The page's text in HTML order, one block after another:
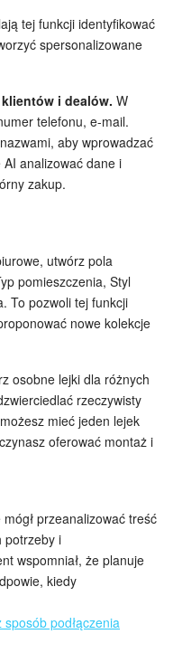
tej funkcji identyfikować
spersonalizowane
i dealów. W
telefonu, e-mail.
aby wprowadzać
analizować dane i
zakup.
utwórz pola
pomieszczenia, Styl
To pozwoli tej funkcji
nowe kolekcje
osobne lejki dla różnych
rzeczywisty
mieć jeden lejek
oferować montaż i
przeanalizować treść
potrzeby i
wspomniał, że planuje
kiedy
podłączenia